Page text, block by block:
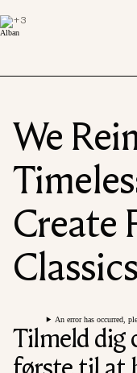
+3
We
Create
An error has occurred,
Tilmeld dig